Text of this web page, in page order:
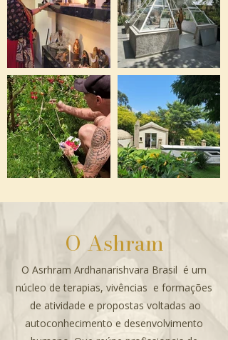
O Ashram
O Asrhram Ardhanarishvara Brasil é um
núcleo de terapias, vivências e formações
de atividade e propostas voltadas ao
autoconhecimento e desenvolvimento